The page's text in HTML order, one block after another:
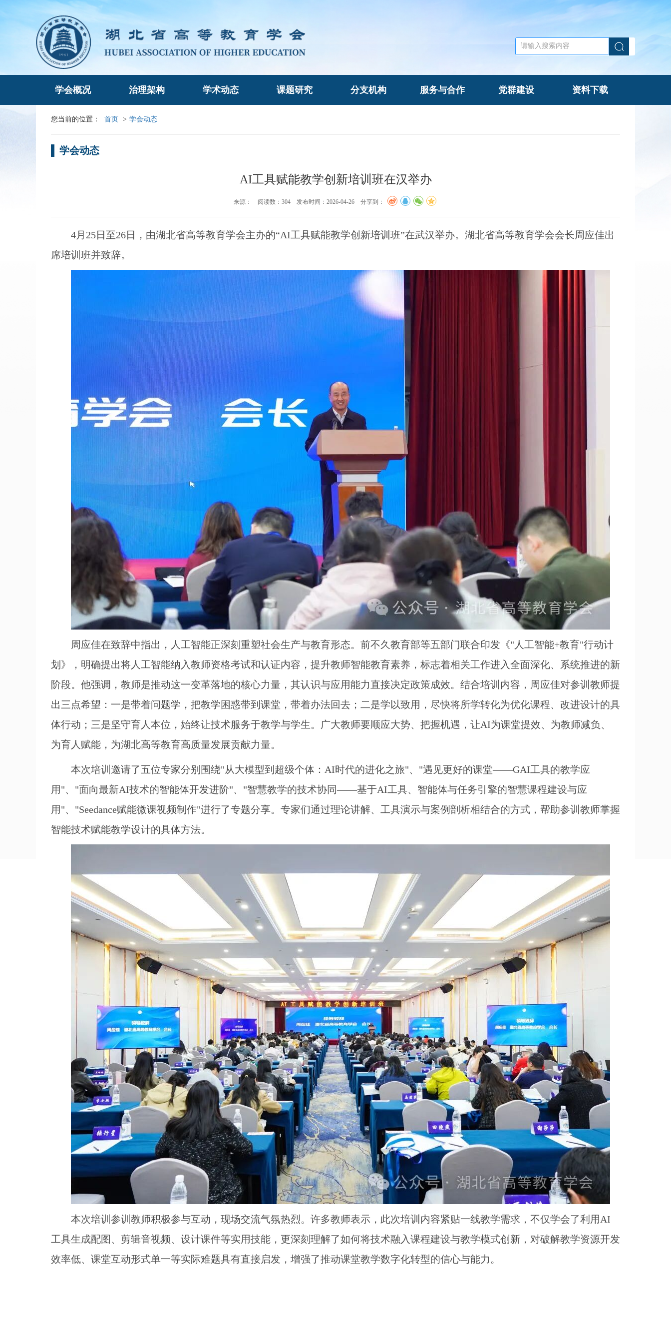
学会概况 治理架构 学术动态 课题研究 分支机构 服务与合作 党群建设 资料下载
您当前的位置： 首页 > 学会动态
学会动态
AI工具赋能教学创新培训班在汉举办
来源： 阅读数： 304 发布时间：2026-04-26 分享到：
4月25日至26日，由湖北省高等教育学会主办的“AI工具赋能教学创新培训班”在武汉举办。湖北省高等教育学会会长周应佳出
席培训班并致辞。
周应佳在致辞中指出，人工智能正深刻重塑社会生产与教育形态。前不久教育部等五部门联合印发《"人工智能+教育"行动计
划》，明确提出将人工智能纳入教师资格考试和认证内容，提升教师智能教育素养，标志着相关工作进入全面深化、系统推进的新
阶段。他强调，教师是推动这一变革落地的核心力量，其认识与应用能力直接决定政策成效。结合培训内容，周应佳对参训教师提
出三点希望：一是带着问题学，把教学困惑带到课堂，带着办法回去；二是学以致用，尽快将所学转化为优化课程、改进设计的具
体行动；三是坚守育人本位，始终让技术服务于教学与学生。广大教师要顺应大势、把握机遇，让AI为课堂提效、为教师减负、
为育人赋能，为湖北高等教育高质量发展贡献力量。
本次培训邀请了五位专家分别围绕"从大模型到超级个体：AI时代的进化之旅"、"遇见更好的课堂——GAI工具的教学应
用"、"面向最新AI技术的智能体开发进阶"、"智慧教学的技术协同——基于AI工具、智能体与任务引擎的智慧课程建设与应
用"、"Seedance赋能微课视频制作"进行了专题分享。专家们通过理论讲解、工具演示与案例剖析相结合的方式，帮助参训教师掌握
智能技术赋能教学设计的具体方法。
本次培训参训教师积极参与互动，现场交流气氛热烈。许多教师表示，此次培训内容紧贴一线教学需求，不仅学会了利用AI
工具生成配图、剪辑音视频、设计课件等实用技能，更深刻理解了如何将技术融入课程建设与教学模式创新，对破解教学资源开发
效率低、课堂互动形式单一等实际难题具有直接启发，增强了推动课堂教学数字化转型的信心与能力。